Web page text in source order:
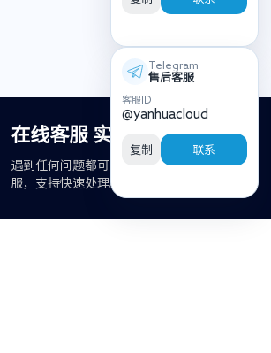
在线客服 实时响应
遇到任何问题都可咨询在线客
服，支持快速处理。
Telegram
售后客服
客服ID
@yanhuacloud
复制 联系